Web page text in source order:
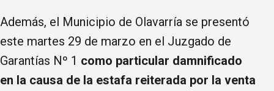
Además, el Municipio de Olavarría se presentó
este martes 29 de marzo en el Juzgado de
Garantías Nº 1 como particular damnificado
en la causa de la estafa reiterada por la venta